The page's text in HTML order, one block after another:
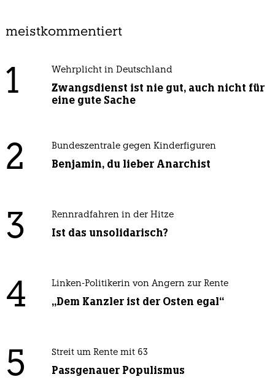
meistkommentiert
1 Wehrplicht in Deutschland
Zwangsdienst ist nie gut, auch nicht für
eine gute Sache
2 Bundeszentrale gegen Kinderfiguren
Benjamin, du lieber Anarchist
3 Rennradfahren in der Hitze
Ist das unsolidarisch?
4 Linken-Politikerin von Angern zur Rente
„Dem Kanzler ist der Osten egal“
5 Streit um Rente mit 63
Passgenauer Populismus